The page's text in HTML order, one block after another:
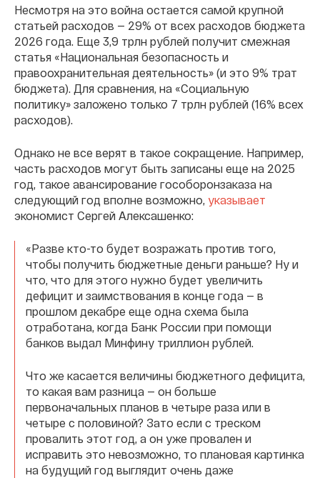
Несмотря на это война остается самой крупной
статьей расходов — 29% от всех расходов бюджета
2026 года. Еще 3,9 трлн рублей получит смежная
статья «Национальная безопасность и
правоохранительная деятельность» (и это 9% трат
бюджета). Для сравнения, на «Социальную
политику» заложено только 7 трлн рублей (16% всех
расходов).
Однако не все верят в такое сокращение. Например,
часть расходов могут быть записаны еще на 2025
год, такое авансирование гособоронзаказа на
следующий год вполне возможно, указывает
экономист Сергей Алексашенко:
«Разве кто-то будет возражать против того,
чтобы получить бюджетные деньги раньше? Ну и
что, что для этого нужно будет увеличить
дефицит и заимствования в конце года — в
прошлом декабре еще одна схема была
отработана, когда Банк России при помощи
банков выдал Минфину триллион рублей.
Что же касается величины бюджетного дефицита,
то какая вам разница — он больше
первоначальных планов в четыре раза или в
четыре с половиной? Зато если с треском
провалить этот год, а он уже провален и
исправить это невозможно, то плановая картинка
на будущий год выглядит очень даже